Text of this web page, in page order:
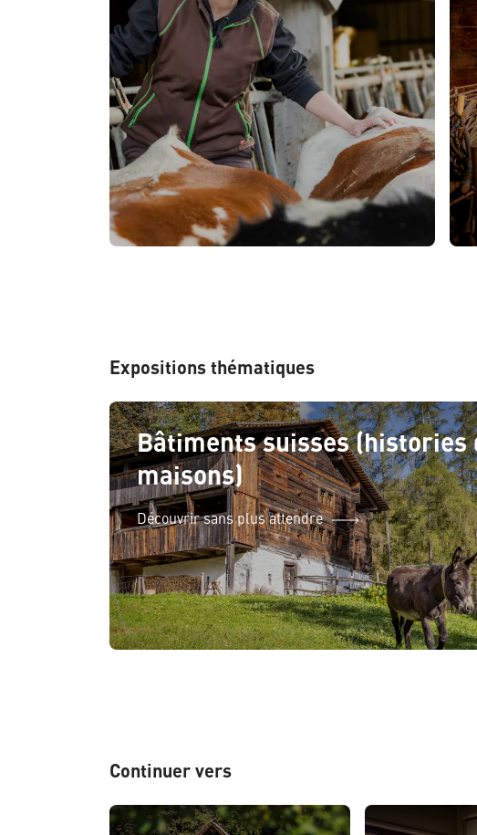
Expositions thématiques
Bâtiments suisses (histories
maisons)
Découvrir sans plus attendre
Continuer vers